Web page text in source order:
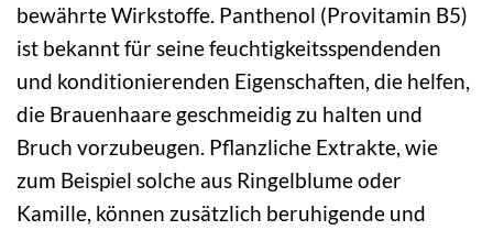
bewährte Wirkstoffe. Panthenol (Provitamin B5)
ist bekannt für seine feuchtigkeitsspendenden
und konditionierenden Eigenschaften, die helfen,
die Brauenhaare geschmeidig zu halten und
Bruch vorzubeugen. Pflanzliche Extrakte, wie
zum Beispiel solche aus Ringelblume oder
Kamille, können zusätzlich beruhigende und